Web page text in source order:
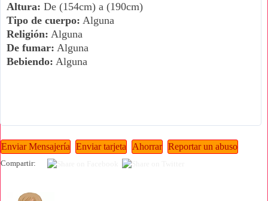
Altura: De (154cm) a (190cm)
Tipo de cuerpo: Alguna
Religión: Alguna
De fumar: Alguna
Bebiendo: Alguna
Compartir: